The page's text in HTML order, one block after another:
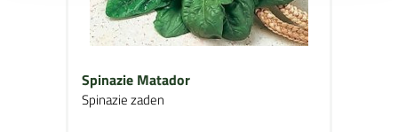
Spinazie Matador
Spinazie zaden